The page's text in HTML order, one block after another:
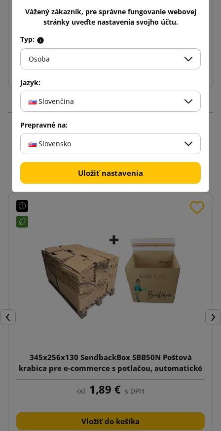
Produkty v rovnakej
kategórii: 16
Späť
345x256x130 SendbackBox SBB50N Poštová
krabica pre e-commerce s potlačou, automatické
dno
od 1,89 € s DPH
Vložiť do košíka
Vážený zákazník, pre správne fungovanie webovej
stránky uveďte nastavenia svojho účtu.
Typ:
Osoba
Jazyk:
Slovenčina
Prepravné na:
Slovensko
Uložiť nastavenia